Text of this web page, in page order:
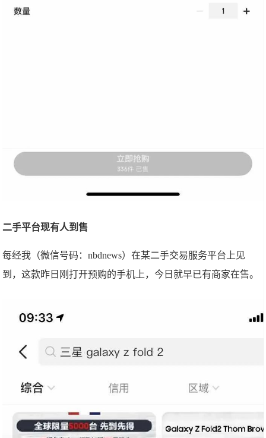
二手平台现有人到售
每经我（微信号码：nbdnews）在某二手交易服务平台上见
到，这款昨日刚打开预购的手机上，今日就早已有商家在售。